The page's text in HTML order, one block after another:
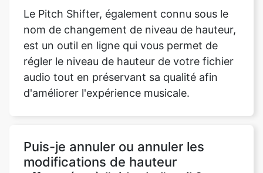
régler le niveau de hauteur de votre fichier
audio tout en préservant sa qualité afin
d'améliorer l'expérience musicale.
Puis-je annuler ou annuler les
Si vous souhaitez revenir à la hauteur
initiale du fichier audio, cliquez sur le